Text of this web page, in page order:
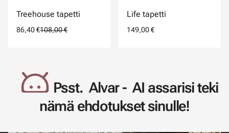
Treehouse tapetti
86,40 €108,00 €
Life tapetti
149,00 €
Psst. Alvar - AI assarisi teki
nämä ehdotukset sinulle!